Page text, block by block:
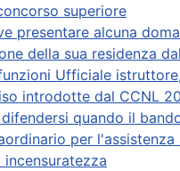
superiore
presentare alcuna
della sua residenza
Ufficiale
introdotte dal CCNL
quando il
per